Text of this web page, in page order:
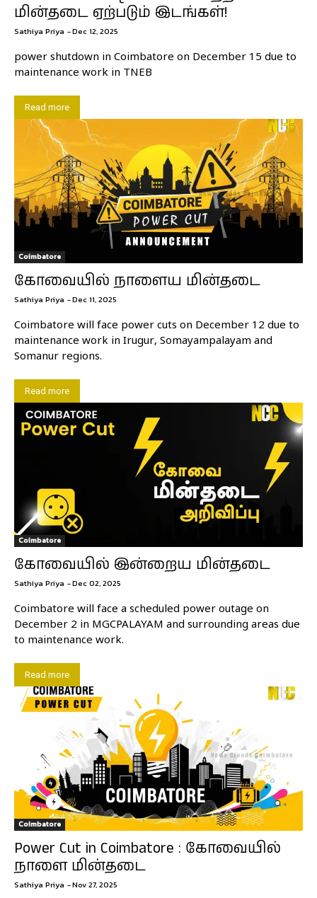
மின்தடை ஏற்படும் இடங்கள்!
Sathiya Priya -Dec 12, 2025
power shutdown in Coimbatore on December 15 due to
maintenance work in TNEB
Read more
Coimbatore
கோவையில் நாளைய மின்தடை
Sathiya Priya -Dec 11, 2025
Coimbatore will face power cuts on December 12 due to
maintenance work in Irugur, Somayampalayam and
Somanur regions.
Read more
Coimbatore
கோவையில் இன்றைய மின்தடை
Sathiya Priya -Dec 02, 2025
Coimbatore will face a scheduled power outage on
December 2 in MGCPALAYAM and surrounding areas due
to maintenance work.
Read more
Coimbatore
Power Cut in Coimbatore : கோவையில்
நாளை மின்தடை
Sathiya Priya -Nov 27, 2025